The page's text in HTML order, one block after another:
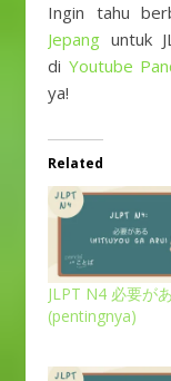
Ingin tahu
Jepang untuk
di Youtube
ya!
Related
JLPT N4 必要が
(pentingnya)